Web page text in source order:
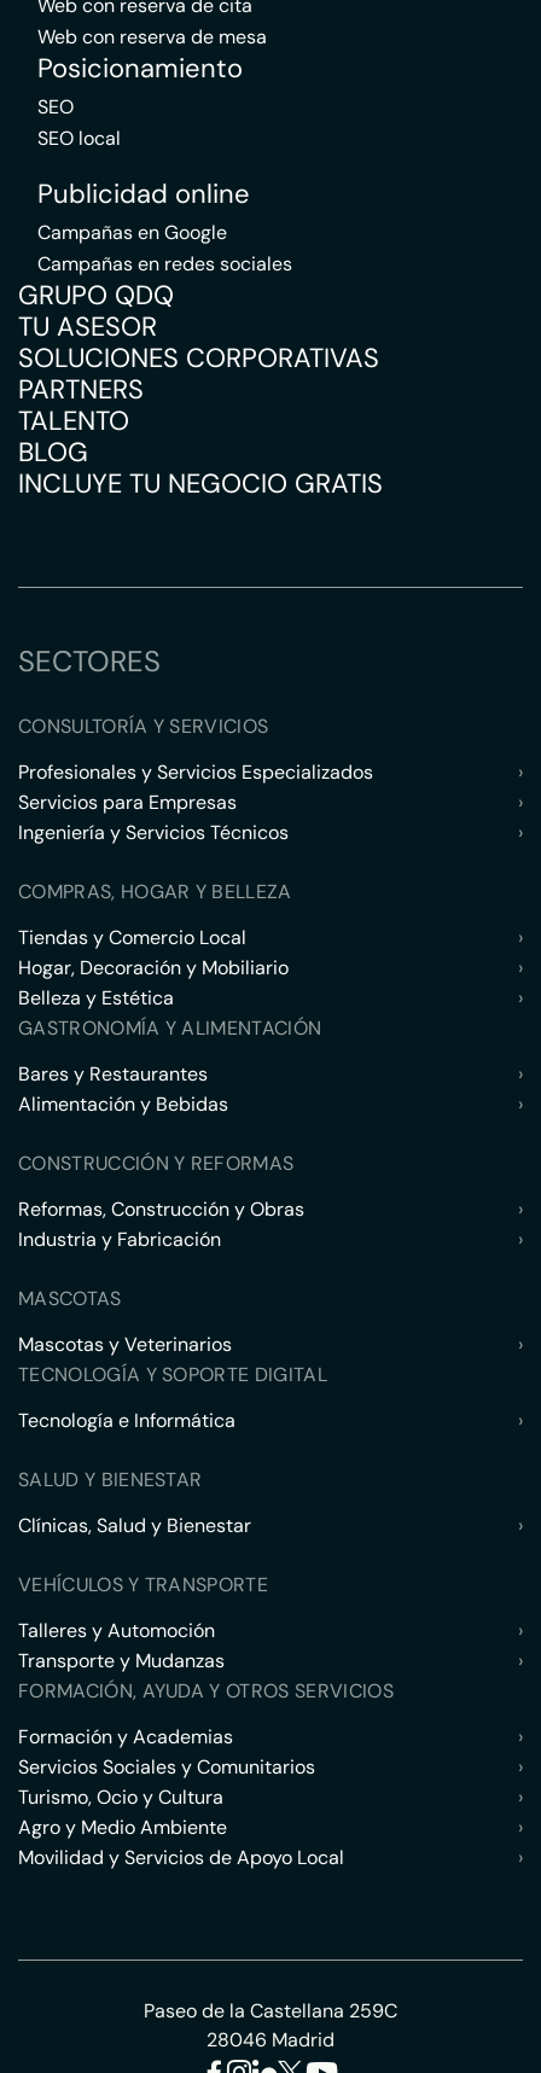
Web con reserva de cita
Web con reserva de mesa
Posicionamiento
SEO
SEO local
Publicidad online
Campañas en Google
Campañas en redes sociales
GRUPO QDQ
TU ASESOR
SOLUCIONES CORPORATIVAS
PARTNERS
TALENTO
BLOG
INCLUYE TU NEGOCIO GRATIS
SECTORES
CONSULTORÍA Y SERVICIOS
Profesionales y Servicios Especializados
›
Servicios para Empresas
›
Ingeniería y Servicios Técnicos
›
COMPRAS, HOGAR Y BELLEZA
Tiendas y Comercio Local
›
Hogar, Decoración y Mobiliario
›
Belleza y Estética
›
GASTRONOMÍA Y ALIMENTACIÓN
Bares y Restaurantes
›
Alimentación y Bebidas
›
CONSTRUCCIÓN Y REFORMAS
Reformas, Construcción y Obras
›
Industria y Fabricación
›
MASCOTAS
Mascotas y Veterinarios
›
TECNOLOGÍA Y SOPORTE DIGITAL
Tecnología e Informática
›
SALUD Y BIENESTAR
Clínicas, Salud y Bienestar
›
VEHÍCULOS Y TRANSPORTE
Talleres y Automoción
›
Transporte y Mudanzas
›
FORMACIÓN, AYUDA Y OTROS SERVICIOS
Formación y Academias
›
Servicios Sociales y Comunitarios
›
Turismo, Ocio y Cultura
›
Agro y Medio Ambiente
›
Movilidad y Servicios de Apoyo Local
›
Paseo de la Castellana 259C
28046 Madrid